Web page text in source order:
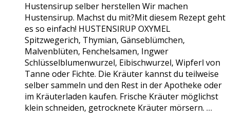
Hustensirup selber herstellen Wir machen
Hustensirup. Machst du mit?Mit diesem Rezept geht
es so einfach! HUSTENSIRUP OXYMEL
Spitzwegerich, Thymian, Gänseblümchen,
Malvenblüten, Fenchelsamen, Ingwer
Schlüsselblumenwurzel, Eibischwurzel, Wipferl von
Tanne oder Fichte. Die Kräuter kannst du teilweise
selber sammeln und den Rest in der Apotheke oder
im Kräuterladen kaufen. Frische Kräuter möglichst
klein schneiden, getrocknete Kräuter mörsern. …